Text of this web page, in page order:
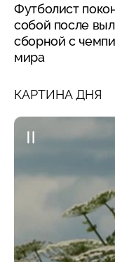
Футболист
собой после
сборной с
мира
КАРТИНА ДНЯ